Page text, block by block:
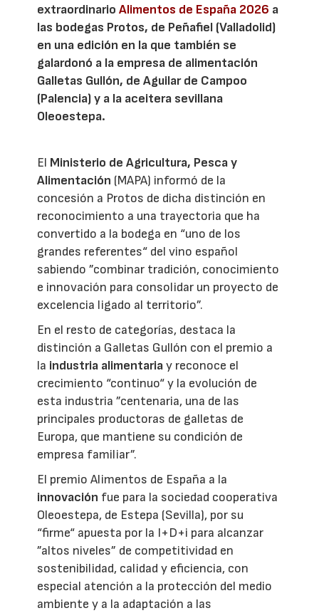
extraordinarioAlimentos de España 2026 a
las bodegas Protos, de Peñafiel (Valladolid)
en una edición en la que también se
galardonó a la empresa de alimentación
Galletas Gullón, de Aguilar de Campoo
(Palencia) y a la aceitera sevillana
Oleoestepa.
El Ministerio de Agricultura, Pesca y
Alimentación (MAPA) informó de la
concesión a Protos de dicha distinción en
reconocimiento a una trayectoria que ha
convertido a la bodega en “uno de los
grandes referentes“ del vino español
sabiendo ”combinar tradición, conocimiento
e innovación para consolidar un proyecto de
excelencia ligado al territorio”.
En el resto de categorías, destaca la
distinción a Galletas Gullón con el premio a
la industria alimentariay reconoce el
crecimiento “continuo“ y la evolución de
esta industria ”centenaria, una de las
principales productoras de galletas de
Europa, que mantiene su condición de
empresa familiar”.
El premio Alimentos de España a la
innovación fue para la sociedad cooperativa
Oleoestepa, de Estepa (Sevilla), por su
“firme“ apuesta por la I+D+i para alcanzar
”altos niveles” de competitividad en
sostenibilidad, calidad y eficiencia, con
especial atención a la protección del medio
ambiente y a la adaptación a las